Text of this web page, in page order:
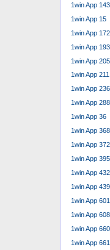
1win App 143
1win App 15
1win App 172
1win App 193
1win App 205
1win App 211
1win App 236
1win App 288
1win App 36
1win App 368
1win App 372
1win App 395
1win App 432
1win App 439
1win App 601
1win App 608
1win App 660
1win App 661